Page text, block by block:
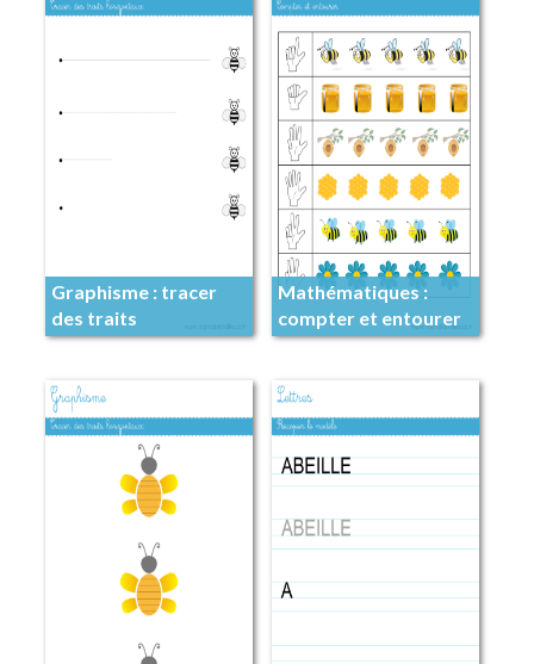
Graphisme : tracer
des traits
horizontaux
Mathématiques :
compter et entourer